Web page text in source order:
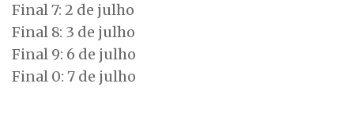
Final 7: 2 de julho
Final 8: 3 de julho
Final 9: 6 de julho
Final 0: 7 de julho